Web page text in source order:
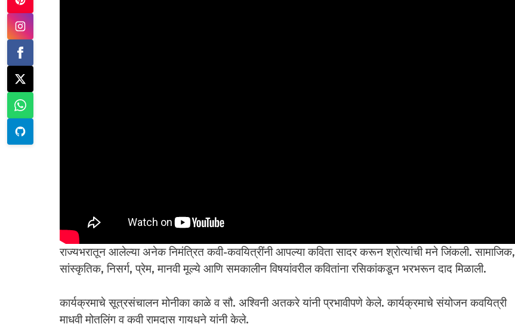
राज्यभरातून आलेल्या अनेक निमंत्रित कवी-कवयित्रींनी आपल्या कविता सादर करून श्रोत्यांची मने जिंकली. सामाजिक,
सांस्कृतिक, निसर्ग, प्रेम, मानवी मूल्ये आणि समकालीन विषयांवरील कवितांना रसिकांकडून भरभरून दाद मिळाली.
कार्यक्रमाचे सूत्रसंचालन मोनीका काळे व सौ. अश्विनी अतकरे यांनी प्रभावीपणे केले. कार्यक्रमाचे संयोजन कवयित्री
माधवी मोतलिंग व कवी रामदास गायधने यांनी केले.